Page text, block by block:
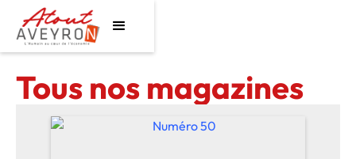
Tous nos magazines